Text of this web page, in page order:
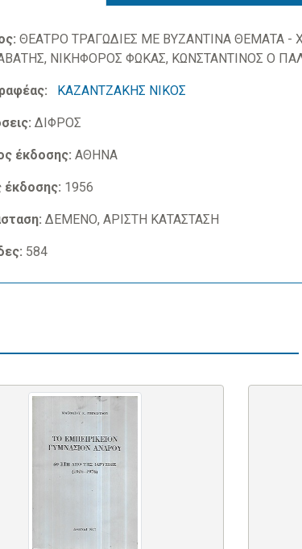
ΘΕΑΤΡΟ ΤΡΑΓΩΔΙΕΣ ΜΕ ΒΥΖΑΝΤΙΝΑ ΘΕΜΑΤΑ -
ΝΙΚΗΦΟΡΟΣ ΦΩΚΑΣ, ΚΩΝΣΤΑΝΤΙΝΟΣ Ο
ΚΑΖΑΝΤΖΑΚΗΣ ΝΙΚΟΣ
ΔΙΦΡΟΣ
έκδοσης: ΑΘΗΝΑ
έκδοσης: 1956
ΔΕΜΕΝΟ, ΑΡΙΣΤΗ ΚΑΤΑΣΤΑΣΗ
584